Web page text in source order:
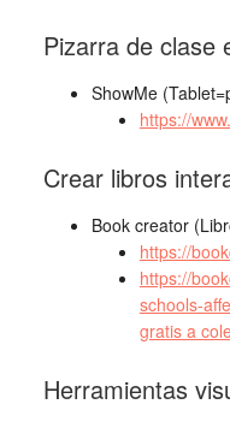
Pizarra de clase
ShowMe
https://
Crear libros
Book creator
https://
https://
schools-
gratis a
Herramientas